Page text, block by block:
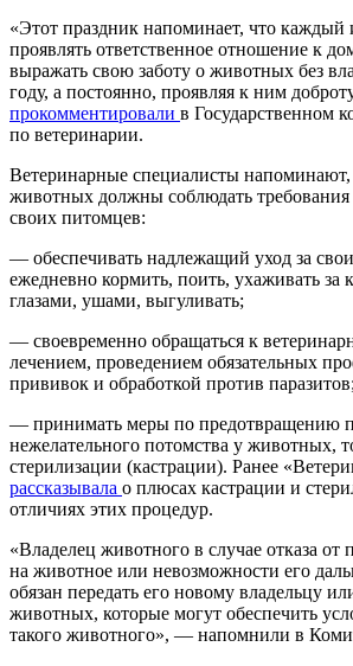
«Этот праздник напоминает, что каждый
проявлять ответственное отношение к
выражать свою заботу о животных без
году, а постоянно, проявляя к ним
прокомментировали в Государственном
по ветеринарии.
Ветеринарные специалисты напоминают,
животных должны соблюдать
своих питомцев:
— обеспечивать надлежащий уход за
ежедневно кормить, поить, ухаживать
глазами, ушами, выгуливать;
— своевременно обращаться к
лечением, проведением обязательных
прививок и обработкой против
— принимать меры по предотвращению
нежелательного потомства у животных,
стерилизации (кастрации). Ранее
рассказывала о плюсах кастрации и
отличиях этих процедур.
«Владелец животного в случае отказа от
на животное или невозможности его
обязан передать его новому владельцу
животных, которые могут обеспечить
такого животного», — напомнили в